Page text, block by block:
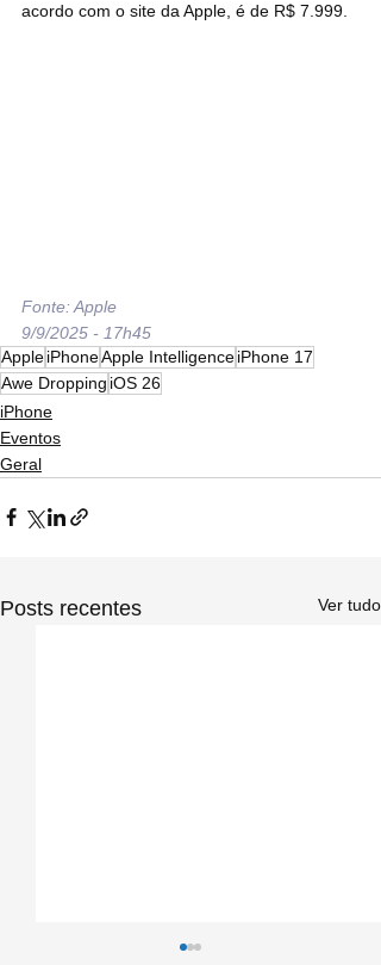
acordo com o site da Apple, é de R$ 7.999.
Fonte: Apple
9/9/2025 - 17h45
AppleiPhoneApple IntelligenceiPhone 17
Awe Dropping iOS 26
iPhone
Eventos
Geral
Posts recentes Ver tudo